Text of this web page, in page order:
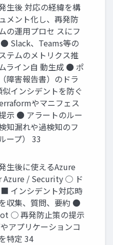
生後 対応の経緯を構
メント化し、再発防
の運用プロセ スにフ
Slack、Teams等の
テムのメトリクス推
ライン自 動生成 ● ポ
障害報告書）のドラ
インシデントを防ぐ
やマニフェス
示 ● アラートのルー
知漏れや過検知のフ
ープ） 33
生後に使えるAzure
/ Security ○ ド
インシデント対応時
収集、質問、要約 ●
○ 再発防止策の提示
アプリケーションコ
特定 34